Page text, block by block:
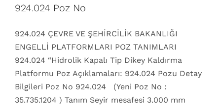
924.024 Poz No
924.024 ÇEVRE VE ŞEHİRCİLİK BAKANLIĞI
ENGELLİ PLATFORMLARI POZ TANIMLARI
924.024 “Hidrolik Kapalı Tip Dikey Kaldırma
Platformu Poz Açıklamaları: 924.024 Pozu Detay
Bilgileri Poz No 924.024 (Yeni Poz No :
35.735.1204 ) Tanım Seyir mesafesi 3.000 mm